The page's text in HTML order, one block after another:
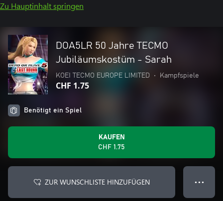
Zu Hauptinhalt springen
DOA5LR 50 Jahre TECMO
Jubiläumskostüm - Sarah
KOEI TECMO EUROPE LIMITED • Kampfspiele
CHF 1.75
Benötigt ein Spiel
KAUFEN
CHF 1.75
ZUR WUNSCHLISTE HINZUFÜGEN ● ● ●